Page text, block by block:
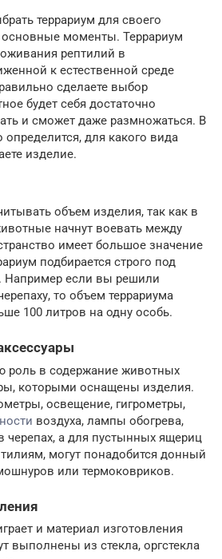
террариум для своего
основные моменты. Террариум
рептилий в
к естественной среде
сделаете выбор
будет себя достаточно
и сможет даже размножаться. В
для какого вида
изделие.
объем изделия, так как в
начнут воевать между
имеет большое значение
подбирается строго под
Например если вы решили
то объем террариума
100 литров на одну особь.
роль в содержание животных
которыми оснащены изделия.
освещение, гигрометры,
воздуха, лампы обогрева,
черепах, а для пустынных ящериц
могут понадобится донный
или термоковриков.
и материал изготовления
выполнены из стекла, оргстекла